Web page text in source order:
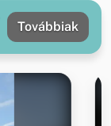
Továbbiak